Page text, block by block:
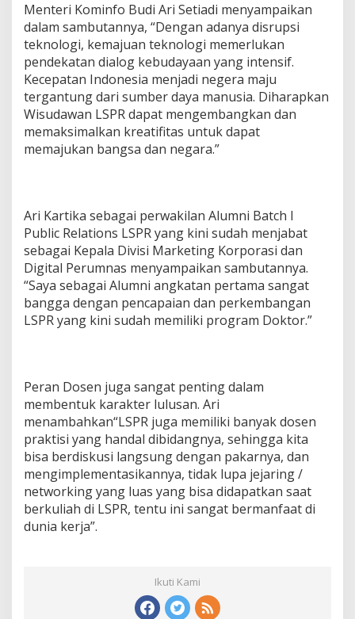
Menteri Kominfo Budi Ari Setiadi menyampaikan
dalam sambutannya, “Dengan adanya disrupsi
teknologi, kemajuan teknologi memerlukan
pendekatan dialog kebudayaan yang intensif.
Kecepatan Indonesia menjadi negera maju
tergantung dari sumber daya manusia. Diharapkan
Wisudawan LSPR dapat mengembangkan dan
memaksimalkan kreatifitas untuk dapat
memajukan bangsa dan negara.”
Ari Kartika sebagai perwakilan Alumni Batch I
Public Relations LSPR yang kini sudah menjabat
sebagai Kepala Divisi Marketing Korporasi dan
Digital Perumnas menyampaikan sambutannya.
“Saya sebagai Alumni angkatan pertama sangat
bangga dengan pencapaian dan perkembangan
LSPR yang kini sudah memiliki program Doktor.”
Peran Dosen juga sangat penting dalam
membentuk karakter lulusan. Ari
menambahkan“LSPR juga memiliki banyak dosen
praktisi yang handal dibidangnya, sehingga kita
bisa berdiskusi langsung dengan pakarnya, dan
mengimplementasikannya, tidak lupa jejaring /
networking yang luas yang bisa didapatkan saat
berkuliah di LSPR, tentu ini sangat bermanfaat di
dunia kerja”.
Ikuti Kami